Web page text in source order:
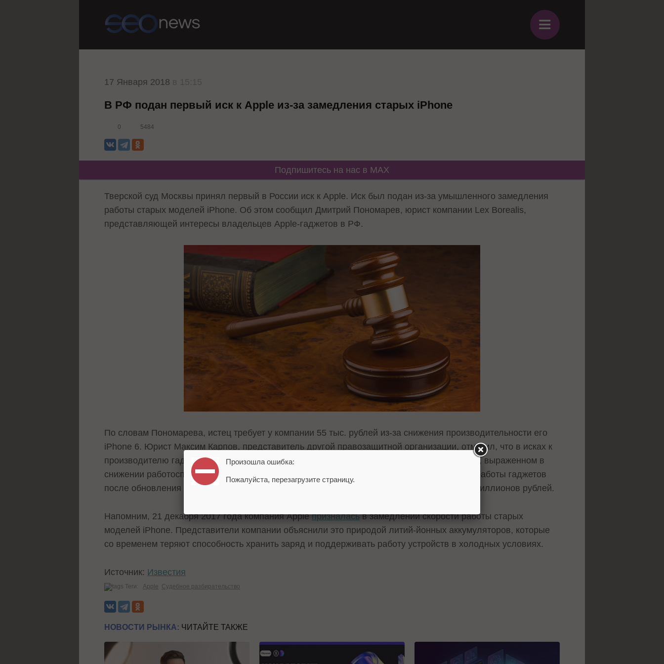
≡
17 Января 2018
В РФ подан первый иск к Apple из-за замедления старых iPhone
0 5484
Подпишитесь на нас в MAX
Тверской суд Москвы принял первый в России иск к Apple. Иск был подан из-за умышленного замедления
работы старых моделей iPhone. Об этом сообщил Дмитрий Пономарев, юрист компании Lex Borealis,
представляющей интересы владельцев Apple-гаджетов в РФ.
По словам Пономарева, истец требует у компании 55 тыс. рублей из-за снижения производительности его
iPhone 6. Юрист Максим Карпов, представитель другой правозащитной организации, отметил, что в исках к
производителю гаджетов речь будет идти о «нарушении права собственности на телефон, выраженном в
снижении работоспособности». Истцы намерены потребовать прекращения замедления работы гаджетов
после обновления ОС до iOS 11. Совокупный объем исков при этом составит несколько миллионов рублей.
Напомним, 21 декабря 2017 года компания Appleпризналасьв замедлении скорости работы старых
моделей iPhone. Представители компании объяснили это природой литий-йонных аккумуляторов, которые
со временем теряют способность хранить заряд и поддерживать работу устройств в холодных условиях.
Источник: Известия
Теги: Apple Судебное разбирательство
НОВОСТИ РЫНКА: ЧИТАЙТЕ ТАКЖЕ
Произошла ошибка:
Пожалуйста, перезагрузите страницу.